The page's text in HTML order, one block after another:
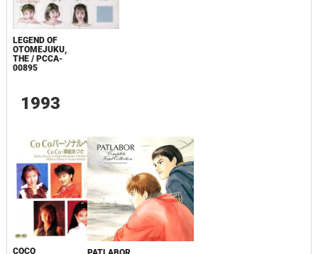
LEGEND OF
OTOMEJUKU,
THE / PCCA-
00895
1993
COCO